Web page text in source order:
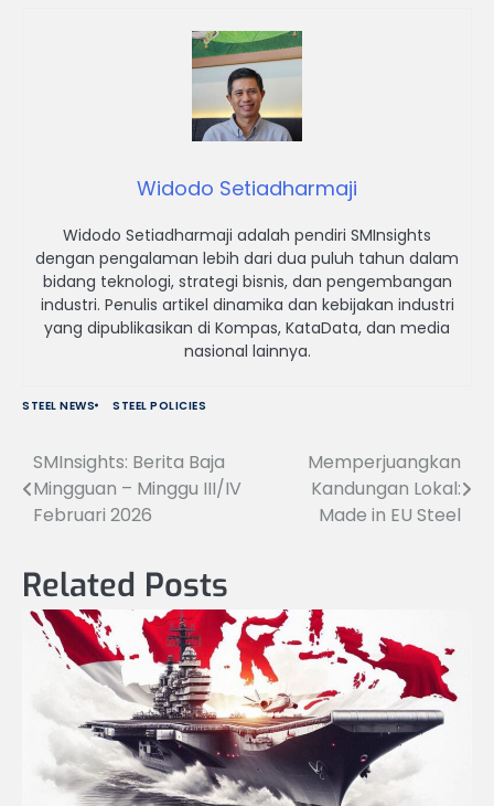
Widodo Setiadharmaji
Widodo Setiadharmaji adalah pendiri SMInsights
dengan pengalaman lebih dari dua puluh tahun dalam
bidang teknologi, strategi bisnis, dan pengembangan
industri. Penulis artikel dinamika dan kebijakan industri
yang dipublikasikan di Kompas, KataData, dan media
nasional lainnya.
STEEL NEWS STEEL POLICIES
Navigasi
pos
SMInsights: Berita Baja
Mingguan – Minggu III/IV
Februari 2026
Memperjuangkan
Kandungan Lokal:
Made in EU Steel
Related Posts